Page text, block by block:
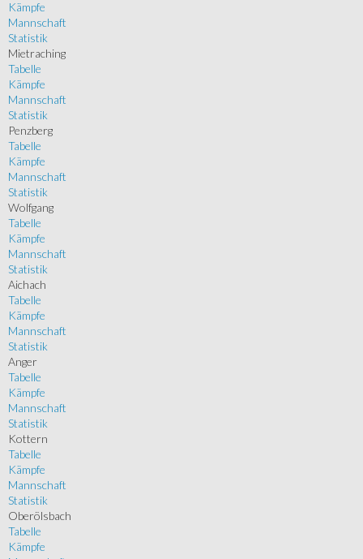
Kämpfe
Mannschaft
Statistik
Mietraching
Tabelle
Kämpfe
Mannschaft
Statistik
Penzberg
Tabelle
Kämpfe
Mannschaft
Statistik
Wolfgang
Tabelle
Kämpfe
Mannschaft
Statistik
Aichach
Tabelle
Kämpfe
Mannschaft
Statistik
Anger
Tabelle
Kämpfe
Mannschaft
Statistik
Kottern
Tabelle
Kämpfe
Mannschaft
Statistik
Oberölsbach
Tabelle
Kämpfe